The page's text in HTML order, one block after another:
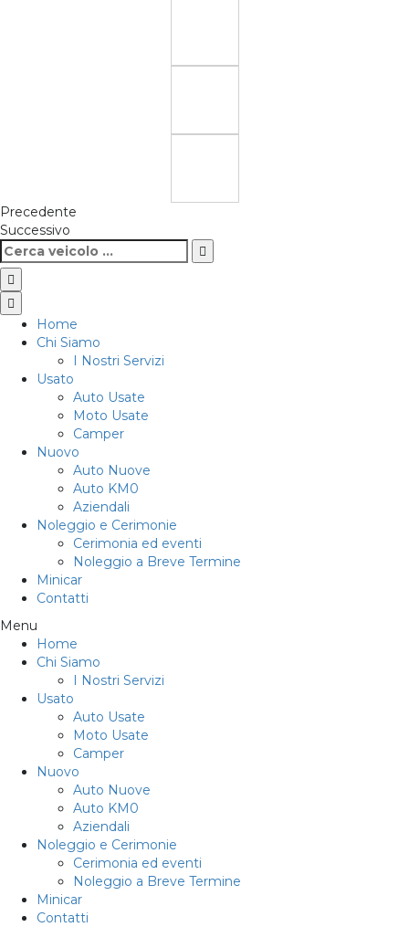
Precedente
Successivo
Home
Chi Siamo
I Nostri Servizi
Usato
Auto Usate
Moto Usate
Camper
Nuovo
Auto Nuove
Auto KM0
Aziendali
Noleggio e Cerimonie
Cerimonia ed eventi
Noleggio a Breve Termine
Minicar
Contatti
Menu
Home
Chi Siamo
I Nostri Servizi
Usato
Auto Usate
Moto Usate
Camper
Nuovo
Auto Nuove
Auto KM0
Aziendali
Noleggio e Cerimonie
Cerimonia ed eventi
Noleggio a Breve Termine
Minicar
Contatti